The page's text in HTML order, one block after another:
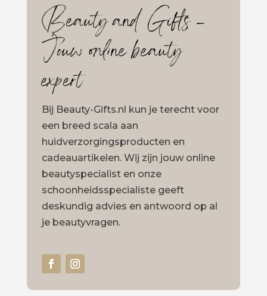
Beauty and Gifts –
Jouw online beauty
expert
Bij Beauty-Gifts.nl kun je terecht voor
een breed scala aan
huidverzorgingsproducten en
cadeauartikelen. Wij zijn jouw online
beautyspecialist en onze
schoonheidsspecialiste geeft
deskundig advies en antwoord op al
je beautyvragen.